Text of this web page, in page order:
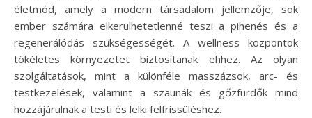
életmód, amely a modern társadalom jellemzője, sok
ember számára elkerülhetetlenné teszi a pihenés és a
regenerálódás szükségességét. A wellness központok
tökéletes környezetet biztosítanak ehhez. Az olyan
szolgáltatások, mint a különféle masszázsok, arc- és
testkezelések, valamint a szaunák és gőzfürdők mind
hozzájárulnak a testi és lelki felfrissüléshez.